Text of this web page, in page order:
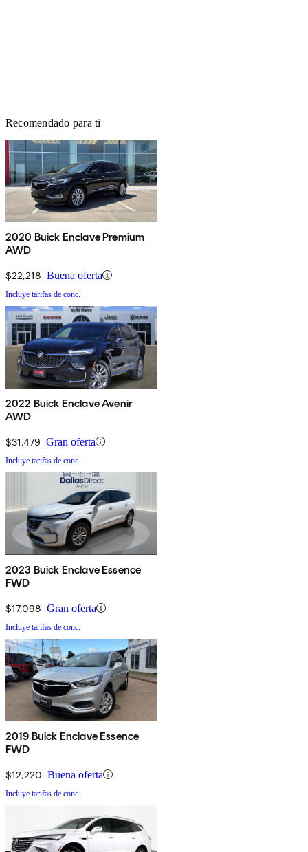
Recomendado para ti
2020 Buick Enclave Premium
AWD
$22,218 Buena oferta
Incluye tarifas de conc.
2022 Buick Enclave Avenir
AWD
$31,479 Gran oferta
Incluye tarifas de conc.
2023 Buick Enclave Essence
FWD
$17,098 Gran oferta
Incluye tarifas de conc.
2019 Buick Enclave Essence
FWD
$12,220 Buena oferta
Incluye tarifas de conc.